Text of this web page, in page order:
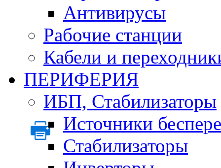
Антивирусы
Рабочие станции
Кабели и
ПЕРИФЕРИЯ
ИБП, Стабилизаторы
Источники
Стабилизаторы